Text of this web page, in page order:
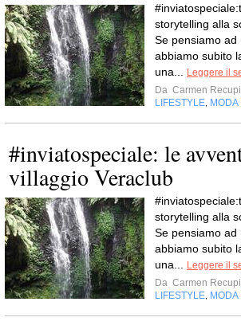
storytelling alla
Se pensiamo ad
abbiamo subito
una...
Leggere il
Da Carmen
LIFESTYLE MODA
#inviatospeciale: le
villaggio Veraclub
storytelling alla
Se pensiamo ad
abbiamo subito
una...
Leggere il
Da Carmen
LIFESTYLE MODA